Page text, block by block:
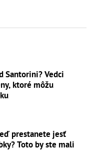
Santorini? Vedci
ktoré môžu
prestanete jesť
Toto by ste mali